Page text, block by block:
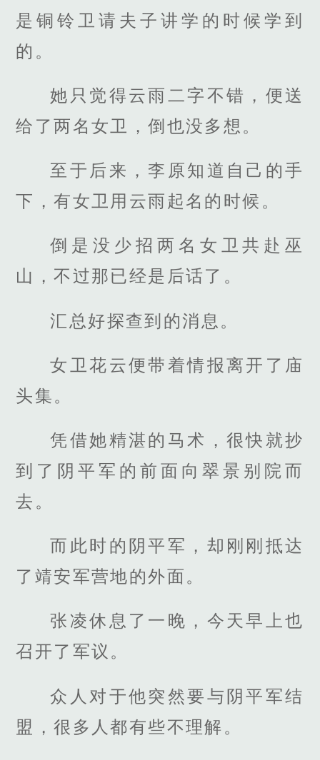
是铜铃卫请夫子讲学的时候学到
的。
她只觉得云雨二字不错，便送
给了两名女卫，倒也没多想。
至于后来，李原知道自己的手
下，有女卫用云雨起名的时候。
倒是没少招两名女卫共赴巫
山，不过那已经是后话了。
汇总好探查到的消息。
女卫花云便带着情报离开了庙
头集。
凭借她精湛的马术，很快就抄
到了阴平军的前面向翠景别院而
去。
而此时的阴平军，却刚刚抵达
了靖安军营地的外面。
张凌休息了一晚，今天早上也
召开了军议。
众人对于他突然要与阴平军结
盟，很多人都有些不理解。